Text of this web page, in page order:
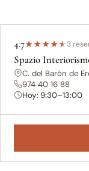
4.7★★★★★3
Spazio
C. del Barón de
974 40 16 88
Hoy: 9:30–13:00